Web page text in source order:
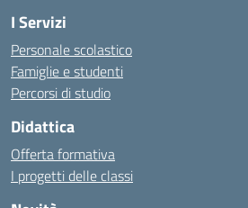
I Servizi
Personale scolastico
Famiglie e studenti
Percorsi di studio
Didattica
Offerta formativa
I progetti delle classi